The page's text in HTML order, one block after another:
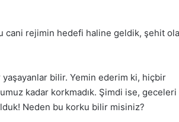
cani rejimin hedefi haline geldik, şehit
yaşayanlar bilir. Yemin ederim ki, hiçbir
kadar korkmadık. Şimdi ise, geceleri
Neden bu korku bilir misiniz?